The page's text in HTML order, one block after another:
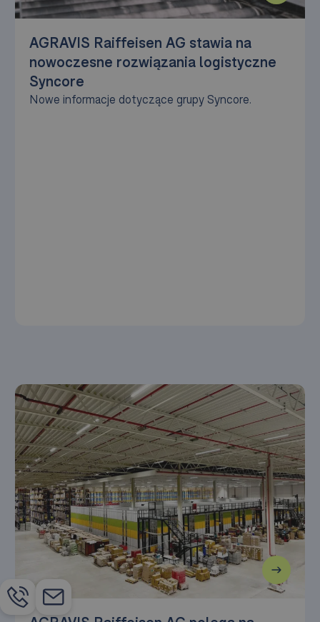
AGRAVIS Raiffeisen AG stawia na
nowoczesne rozwiązania logistyczne
Syncore
Nowe informacje dotyczące grupy Syncore.